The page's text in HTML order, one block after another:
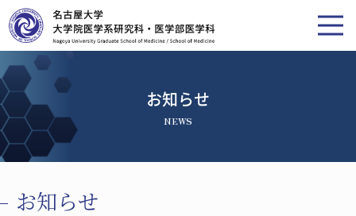
お知らせ
NEWS
お知らせ